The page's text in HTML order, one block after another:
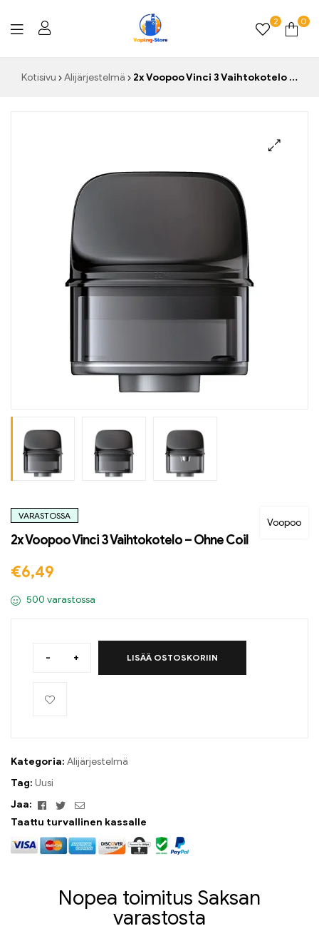
2 0
Kotisivu Alijärjestelmä 2x Voopoo Vinci 3 Vaihtokotelo – Ohne Coil
Voopoo
VARASTOSSA
2x Voopoo Vinci 3 Vaihtokotelo – Ohne Coil
€6,49
500 varastossa
- + LISÄÄ OSTOSKORIIN
Kategoria: Alijärjestelmä
Tag: Uusi
Jaa:
FacebookViserrysSähköposti
Taattu turvallinen kassalle
Nopea toimitus Saksan
varastosta